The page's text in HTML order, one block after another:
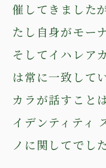
催してきました
たし自身がモー
そしてイハレア
は常に一致して
カラが話すこと
イデンティティ
ノに関してでした